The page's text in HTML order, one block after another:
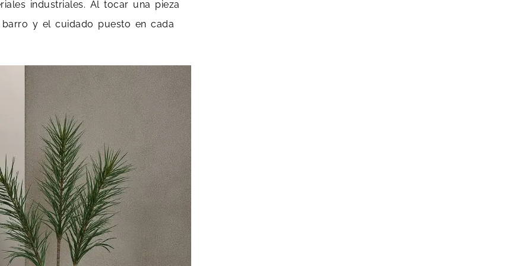
industriales. Al tocar una pieza
y el cuidado puesto en cada